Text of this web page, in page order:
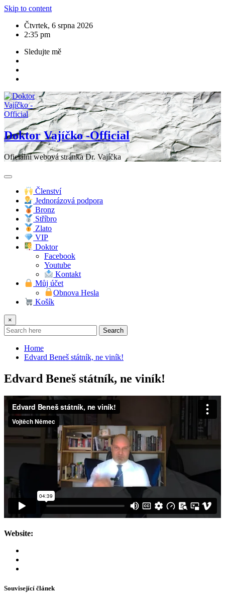
Skip to content
Čtvrtek, 6 srpna 2026
2:35 pm
Sledujte mě
Doktor Vajíčko -Official
Oficiální webová stránka Dr. Vajíčka
Členství
Jednorázová podpora
Bronz
Stříbro
Zlato
VIP
Doktor
Facebook
Youtube
Kontakt
Můj účet
Obnova Hesla
Košík
×
Search
Home
Edvard Beneš státník, ne viník!
Edvard Beneš státník, ne viník!
Website:
Související článek